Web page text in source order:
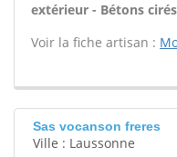
extérieur - Bétons
Voir la fiche artisan :
Sas vocanson freres
Ville : Laussonne